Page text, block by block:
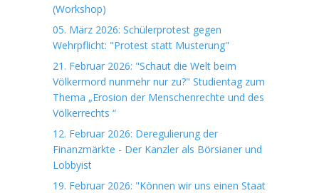
(Workshop)
05. März 2026: Schülerprotest gegen
Wehrpflicht: "Protest statt Musterung"
21. Februar 2026: "Schaut die Welt beim
Völkermord nunmehr nur zu?" Studientag zum
Thema „Erosion der Menschenrechte und des
Völkerrechts “
12. Februar 2026: Deregulierung der
Finanzmärkte - Der Kanzler als Börsianer und
Lobbyist
19. Februar 2026: "Können wir uns einen Staat